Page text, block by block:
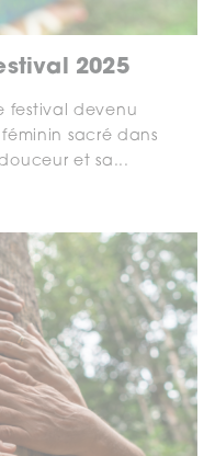
2025
festival devenu
sacré dans
et sa...